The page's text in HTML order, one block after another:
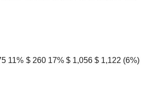
11% $ 260 17% $ 1,056 $ 1,122 (6%)